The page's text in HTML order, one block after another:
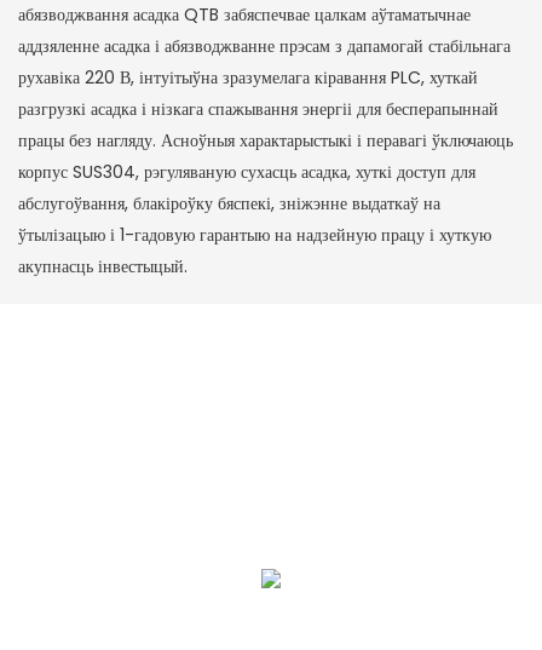
абязводжвання асадка QTB забяспечвае цалкам аўтаматычнае
аддзяленне асадка і абязводжванне прэсам з дапамогай стабільнага
рухавіка 220 В, інтуітыўна зразумелага кіравання PLC, хуткай
разгрузкі асадка і нізкага спажывання энергіі для бесперапыннай
працы без нагляду. Асноўныя характарыстыкі і перавагі ўключаюць
корпус SUS304, рэгуляваную сухасць асадка, хуткі доступ для
абслугоўвання, блакіроўку бяспекі, зніжэнне выдаткаў на
ўтылізацыю і 1-гадовую гарантыю на надзейную працу і хуткую
акупнасць інвестыцый.